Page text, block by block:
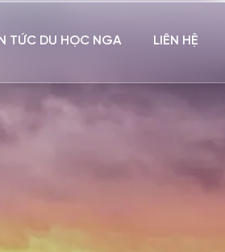
TỨC DU HỌC NGA LIÊN HỆ